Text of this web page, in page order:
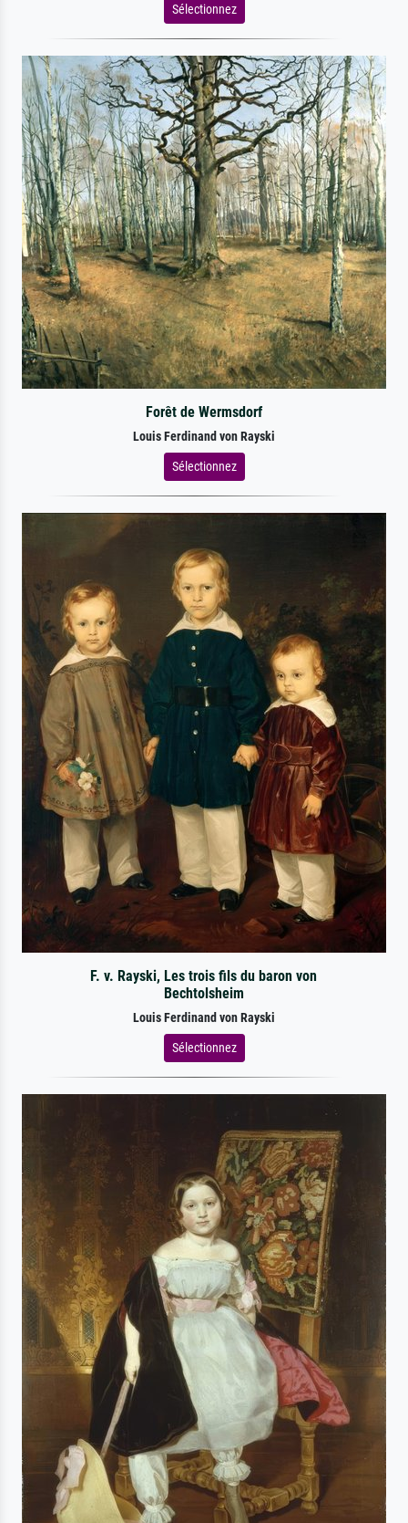
Sélectionnez
Forêt de Wermsdorf
Louis Ferdinand von Rayski
Sélectionnez
F. v. Rayski, Les trois fils du baron von
Bechtolsheim
Louis Ferdinand von Rayski
Sélectionnez